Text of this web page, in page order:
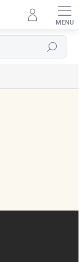
Hledat